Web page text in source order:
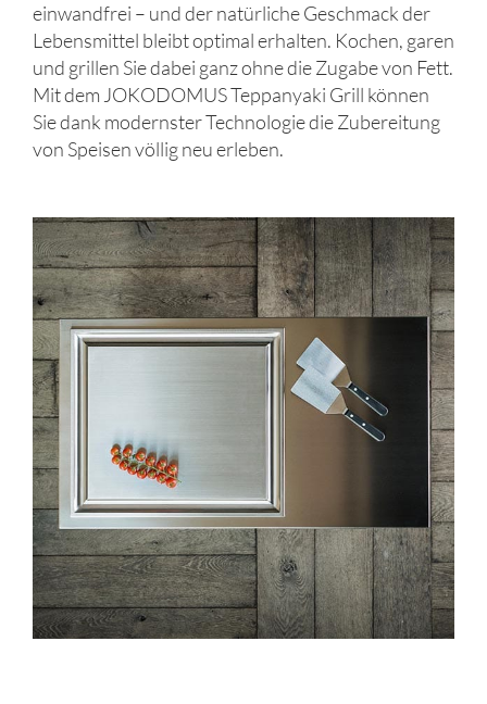
einwandfrei – und der natürliche Geschmack der
Lebensmittel bleibt optimal erhalten. Kochen, garen
und grillen Sie dabei ganz ohne die Zugabe von Fett.
Mit dem JOKODOMUS Teppanyaki Grill können
Sie dank modernster Technologie die Zubereitung
von Speisen völlig neu erleben.